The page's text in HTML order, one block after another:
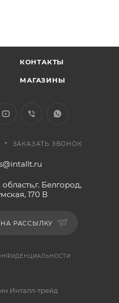
КОНТАКТЫ
МАГАЗИНЫ
ЗАКАЗАТЬ ЗВОНОК
Белгород,
170 В
РАССЫЛКУ
Инталл-трейд